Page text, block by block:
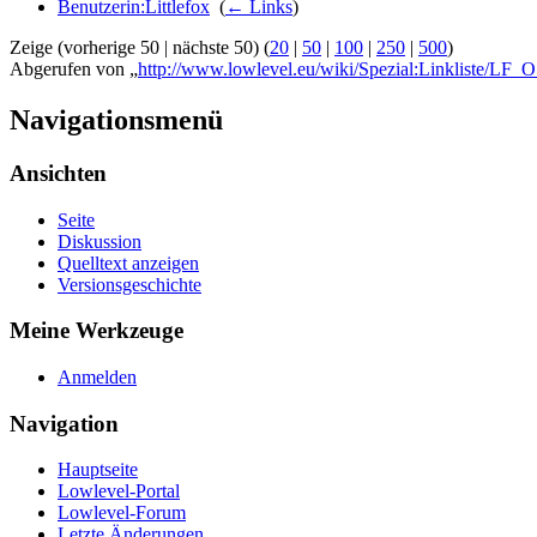
Benutzerin:Littlefox (← Links)
Zeige (vorherige 50 | nächste 50) (20 | 50 | 100 | 250 | 500)
Abgerufen von „http://www.lowlevel.eu/wiki/Spezial:Linkliste/
Navigationsmenü
Ansichten
Seite
Diskussion
Quelltext anzeigen
Versionsgeschichte
Meine Werkzeuge
Anmelden
Navigation
Hauptseite
Lowlevel-Portal
Lowlevel-Forum